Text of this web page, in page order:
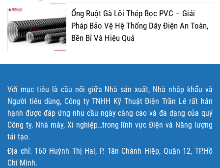
Ống Ruột Gà Lõi Thép Bọc PVC – Giải
Pháp Bảo Vệ Hệ Thống Dây Điện An Toàn,
Bền Bỉ Và Hiệu Quả
Với mục tiêu là cầu nối giữa Nhà sản xuất, Nhà nhập khẩu và
Người tiêu dùng, Công ty TNHH Kỹ Thuật Điện Trần Lê rất hân
hạnh được đáp ứng nhu cầu ngày càng cao và đa dạng của quý
Công ty, Nhà máy, Xí nghiệp…trong lĩnh vực Điện và Năng lượng
tái tạo.
Địa chỉ: 160 Huỳnh Thị Hai, P. Tân Chánh Hiệp, Quận 12, TP.Hồ
Chí Minh.